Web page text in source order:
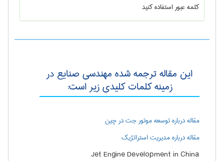
کلمه عبور استفاده کنید
این مقاله ترجمه شده مهندسی صنايع در
زمینه کلمات کلیدی زیر است:
مقاله درباره توسعه موتور جت در چین
مقاله درباره مدیریت استراتژیک
Jet Engine Development in China